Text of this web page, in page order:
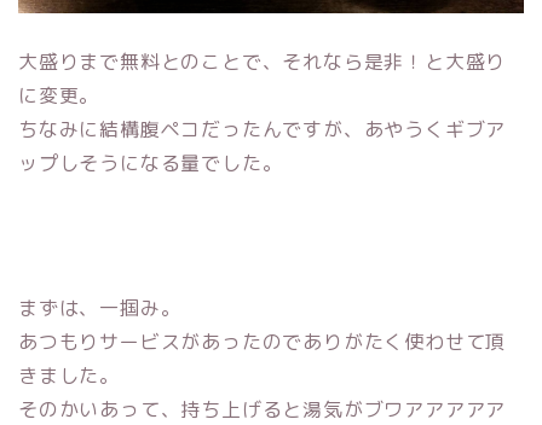
大盛りまで無料とのことで、それなら是非！と大盛り
に変更。
ちなみに結構腹ペコだったんですが、あやうくギブア
ップしそうになる量でした。
まずは、一掴み。
あつもりサービスがあったのでありがたく使わせて頂
きました。
そのかいあって、持ち上げると湯気がブワアアアアア